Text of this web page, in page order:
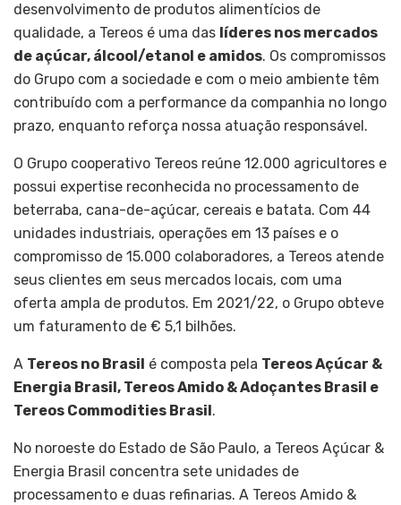
desenvolvimento de produtos alimentícios de
qualidade, a Tereos é uma das líderes nos mercados
de açúcar, álcool/etanol e amidos. Os compromissos
do Grupo com a sociedade e com o meio ambiente têm
contribuído com a performance da companhia no longo
prazo, enquanto reforça nossa atuação responsável.
O Grupo cooperativo Tereos reúne 12.000 agricultores e
possui expertise reconhecida no processamento de
beterraba, cana-de-açúcar, cereais e batata. Com 44
unidades industriais, operações em 13 países e o
compromisso de 15.000 colaboradores, a Tereos atende
seus clientes em seus mercados locais, com uma
oferta ampla de produtos. Em 2021/22, o Grupo obteve
um faturamento de € 5,1 bilhões.
A Tereos no Brasil é composta pela Tereos Açúcar &
Energia Brasil, Tereos Amido & Adoçantes Brasil e
Tereos Commodities Brasil .
No noroeste do Estado de São Paulo, a Tereos Açúcar &
Energia Brasil concentra sete unidades de
processamento e duas refinarias. A Tereos Amido &